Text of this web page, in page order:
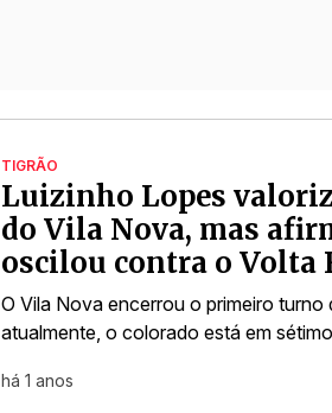
TIGRÃO
Luizinho Lopes
do Vila Nova, mas
oscilou contra o Volta
O Vila Nova encerrou o primeiro
atualmente, o colorado está em
há 1 anos